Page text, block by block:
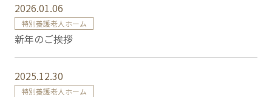
2026.01.06
特別養護老人ホーム
新年のご挨拶
2025.12.30
特別養護老人ホーム